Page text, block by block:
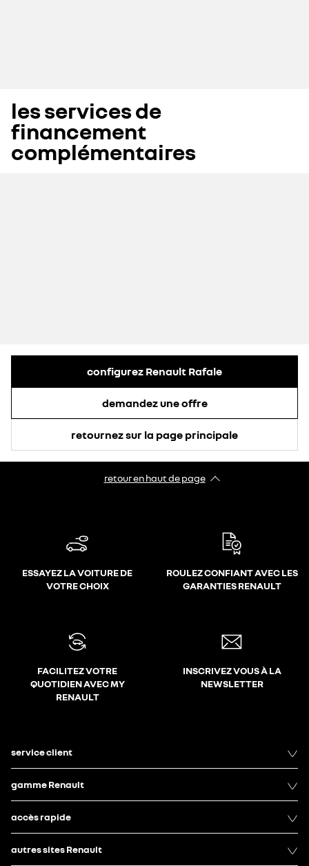
les services de
financement
complémentaires
configurez Renault Rafale
demandez une offre
retournez sur la page principale
retour en haut de page​
ESSAYEZ LA VOITURE DE
VOTRE CHOIX
ROULEZ CONFIANT AVEC LES
GARANTIES RENAULT
FACILITEZ VOTRE
QUOTIDIEN AVEC MY
RENAULT
INSCRIVEZ VOUS À LA
NEWSLETTER
service client
gamme Renault
accès rapide
autres sites Renault